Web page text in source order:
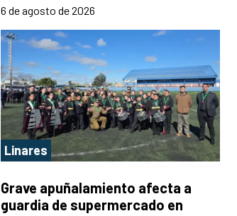
6 de agosto de 2026
Linares
Grave apuñalamiento afecta a
guardia de supermercado en